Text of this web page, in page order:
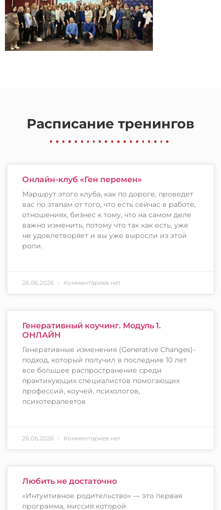
Расписание тренингов
Онлайн-клуб «Ген перемен»
Маршрут этого клуба, как по дороге, проведет
вас по этапам от того, что есть сейчас в работе,
отношениях, бизнес к тому, что на самом деле
важно изменить, потому что так как есть, уже
не удовлетворяет и вы уже выросли из этой
роли.
26.06.2026 Комментариев нет
Генеративный коучинг. Модуль 1.
ОНЛАЙН
Генеративные изменения (Generative Changes)-
подход, который получил в последние 10 лет
все большее распространение среди
практикующих специалистов помогающих
профессий, коучей, психологов,
психотерапевтов
26.06.2026 Комментариев нет
Любить не достаточно
«Интуитивное родительство» — это первая
программа, миссия которой